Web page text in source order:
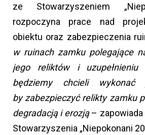
ze Stowarzyszeniem
rozpoczyna prace nad
obiektu oraz zabezpieczenia
w ruinach zamku polegające
jego reliktów i uzupełnieniu
będziemy chcieli wykonać
by zabezpieczyć relikty zamku
degradacją i erozją–
Stowarzyszenia „Niepokonani